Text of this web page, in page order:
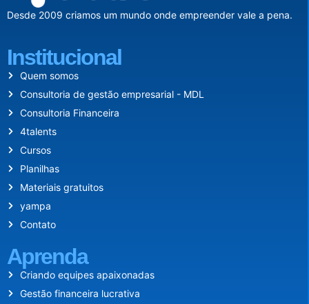
Desde 2009 criamos um mundo onde empreender vale a pena.
Institucional
Quem somos
Consultoria de gestão empresarial - MDL
Consultoria Financeira
4talents
Cursos
Planilhas
Materiais gratuitos
yampa
Contato
Aprenda
Criando equipes apaixonadas
Gestão financeira lucrativa